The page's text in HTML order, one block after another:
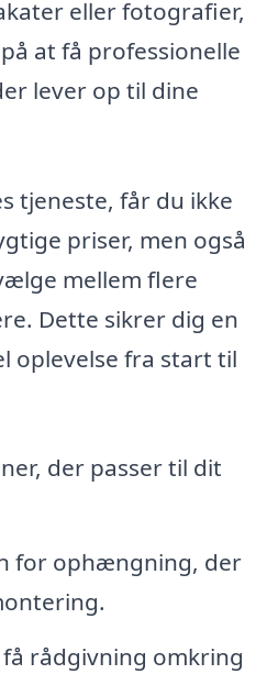
eller fotografier,
at få professionelle
lever op til dine
tjeneste, får du ikke
priser, men også
mellem flere
Dette sikrer dig en
oplevelse fra start til
der passer til dit
for ophængning, der
rådgivning omkring